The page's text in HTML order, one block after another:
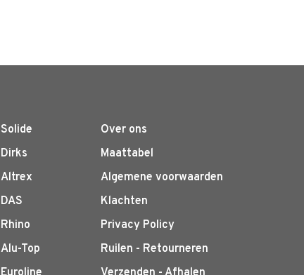
Solide
Dirks
Altrex
DAS
Rhino
Alu-Top
Over ons
Maattabel
Algemene voorwaarden
Klachten
Privacy Policy
Ruilen - Retourneren